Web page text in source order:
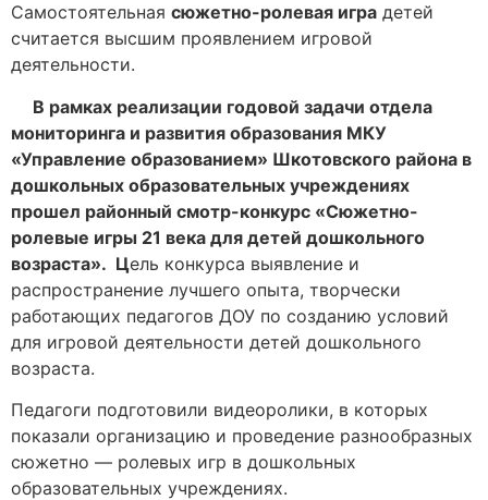
Самостоятельная сюжетно-ролевая игра детей
считается высшим проявлением игровой
деятельности.
В рамках реализации годовой задачи отдела
мониторинга и развития образования МКУ
«Управление образованием» Шкотовского района в
дошкольных образовательных учреждениях
прошел районный смотр-конкурс «Сюжетно-
ролевые игры 21 века для детей дошкольного
возраста». Цель конкурса выявление и
распространение лучшего опыта, творчески
работающих педагогов ДОУ по созданию условий
для игровой деятельности детей дошкольного
возраста.
Педагоги подготовили видеоролики, в которых
показали организацию и проведение разнообразных
сюжетно — ролевых игр в дошкольных
образовательных учреждениях.